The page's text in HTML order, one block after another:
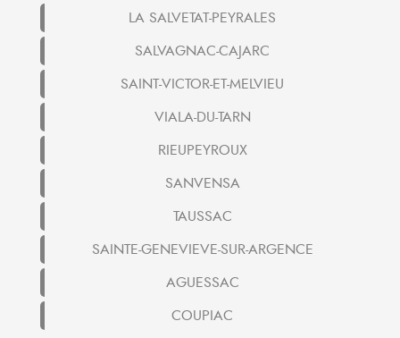
LA SALVETAT-PEYRALES
SALVAGNAC-CAJARC
SAINT-VICTOR-ET-MELVIEU
VIALA-DU-TARN
RIEUPEYROUX
SANVENSA
TAUSSAC
SAINTE-GENEVIEVE-SUR-ARGENCE
AGUESSAC
COUPIAC